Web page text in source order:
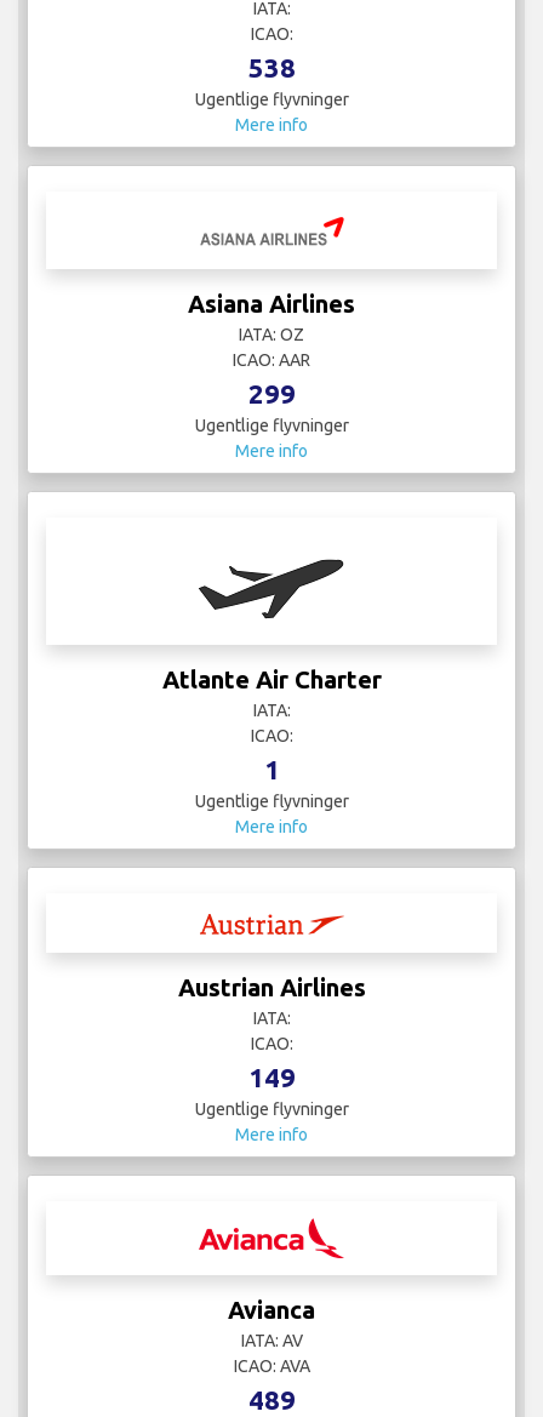
IATA:
ICAO:
538
Ugentlige flyvninger
Mere info
Asiana Airlines
IATA: OZ
ICAO: AAR
299
Ugentlige flyvninger
Mere info
Atlante Air Charter
IATA:
ICAO:
1
Ugentlige flyvninger
Mere info
Austrian Airlines
IATA:
ICAO:
149
Ugentlige flyvninger
Mere info
Avianca
IATA: AV
ICAO: AVA
489